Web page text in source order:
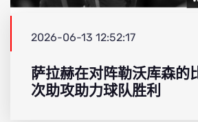
2026-06-13 12:52:17
萨拉赫在对阵勒沃库森的
次助攻助力球队胜利